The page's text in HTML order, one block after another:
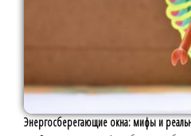
Энергосберегающие окна: мифы и